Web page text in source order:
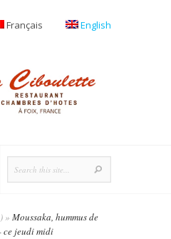
Français English
» Moussaka, hummus de
ce jeudi midi